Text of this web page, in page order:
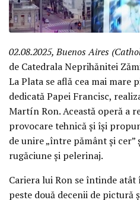
02.08.2025, Buenos Aires
de Catedrala Neprihănitei
La Plata se află cea mai mare
dedicată Papei Francisc,
Martín Ron. Această operă a
provocare tehnică și își
de unire „între pământ și cer”
rugăciune și pelerinaj.
Cariera lui Ron se întinde
peste două decenii de pictură